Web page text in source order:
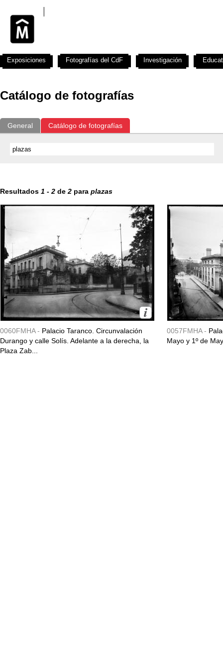
Catálogo de fotografías
General Catálogo de fotografías
Resultados 1 - 2 de 2 para plazas
0060FMHA - Palacio Taranco. Circunvalación
Durango y calle Solís. Adelante a la derecha, la
Plaza Zab...
0057FMHA -
Mayo y 1º de
Exposiciones Fotografías del CdF Investigación